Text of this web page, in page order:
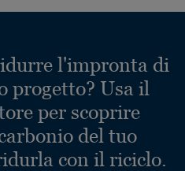
l'impronta di
progetto? Usa il
per scoprire
del tuo
con il riciclo.